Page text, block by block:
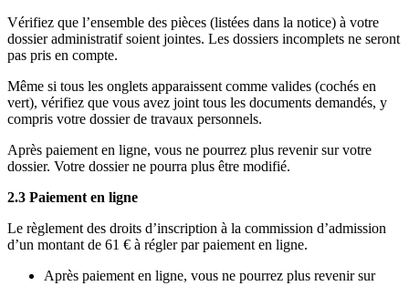
Vérifiez que l’ensemble des pièces (listées dans la notice) à votre
dossier administratif soient jointes. Les dossiers incomplets ne seront
pas pris en compte.
Même si tous les onglets apparaissent comme valides (cochés en
vert), vérifiez que vous avez joint tous les documents demandés, y
compris votre dossier de travaux personnels.
Après paiement en ligne, vous ne pourrez plus revenir sur votre
dossier. Votre dossier ne pourra plus être modifié.
2.3 Paiement en ligne
Le règlement des droits d’inscription à la commission d’admission
dʼun montant de 61 € à régler par paiement en ligne.
Après paiement en ligne, vous ne pourrez plus revenir sur